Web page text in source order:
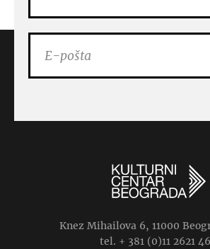
Knez Mihailova 6, 11000
tel. + 381 (0)11 2621